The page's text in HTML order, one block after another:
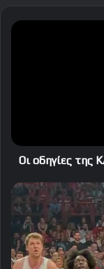
Οι
Οι οδηγίες της
Και
τώρα
θέλει
να
το
σηκώσει